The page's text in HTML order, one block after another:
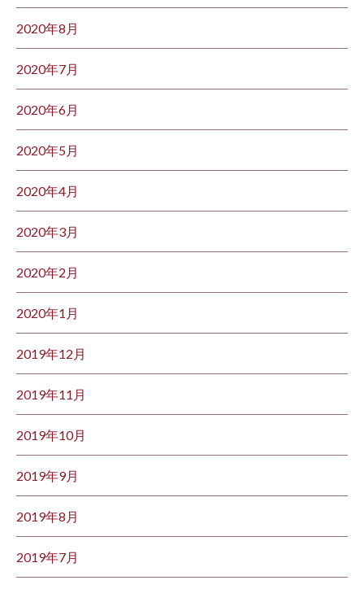
2020年8月
2020年7月
2020年6月
2020年5月
2020年4月
2020年3月
2020年2月
2020年1月
2019年12月
2019年11月
2019年10月
2019年9月
2019年8月
2019年7月